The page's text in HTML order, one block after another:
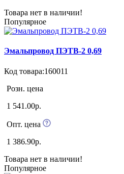
Товара нет в наличии!
Популярное
Эмальпровод ПЭТВ-2 0,69
Код товара:160011
Розн. цена
1 541.00р.
Опт. цена
1 386.90р.
Товара нет в наличии!
Популярное